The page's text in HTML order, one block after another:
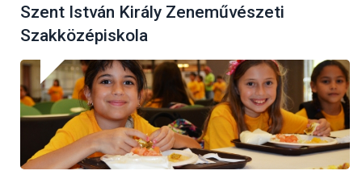
Szent István Király Zeneművészeti
Szakközépiskola